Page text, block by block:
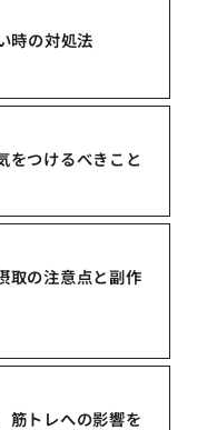
時の対処法
をつけるべきこと
取の注意点と副作
筋トレへの影響を